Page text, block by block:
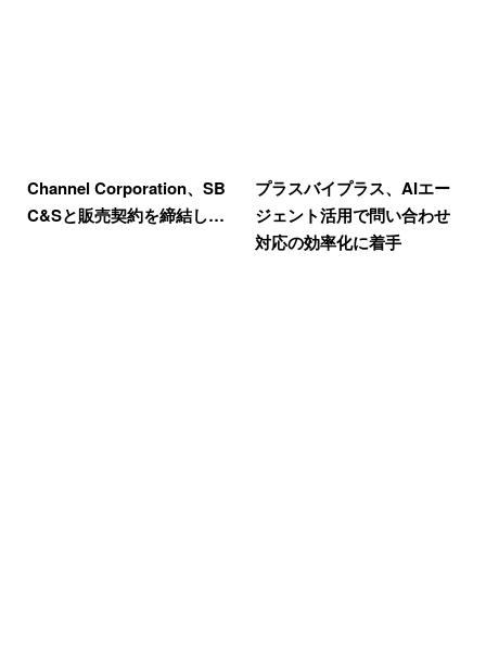
Channel Corporation、SB
C&Sと販売契約を締結し…
プラスバイプラス、AIエー
ジェント活用で問い合わせ
対応の効率化に着手